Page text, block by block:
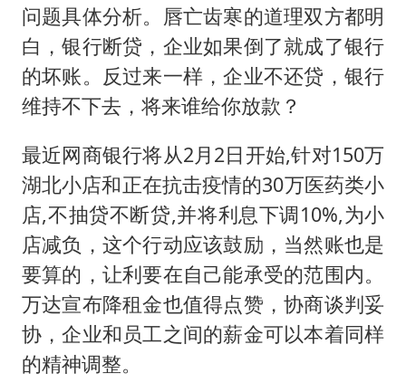
问题具体分析。唇亡齿寒的道理双方都明
白，银行断贷，企业如果倒了就成了银行
的坏账。反过来一样，企业不还贷，银行
维持不下去，将来谁给你放款？
最近网商银行将从2月2日开始,针对150万
湖北小店和正在抗击疫情的30万医药类小
店,不抽贷不断贷,并将利息下调10%,为小
店减负，这个行动应该鼓励，当然账也是
要算的，让利要在自己能承受的范围内。
万达宣布降租金也值得点赞，协商谈判妥
协，企业和员工之间的薪金可以本着同样
的精神调整。